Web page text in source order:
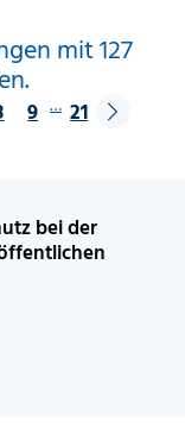
mit 127
9 … 21
bei der